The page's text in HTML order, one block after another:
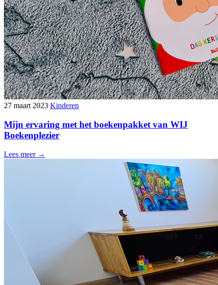
27 maart 2023 Kinderen
Mijn ervaring met het boekenpakket van WIJ
Boekenplezier
Lees meer →